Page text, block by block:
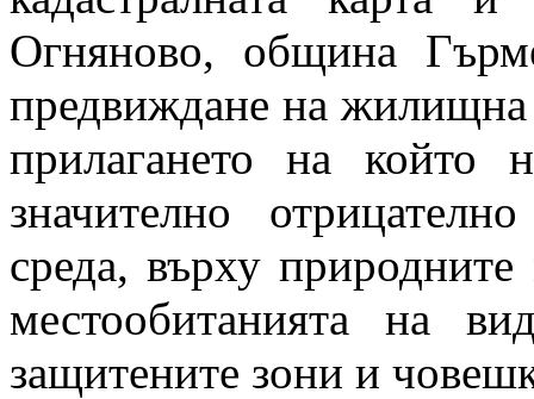
Огняново, община
предвиждане на
прилагането на който
значително
среда, върху
местообитанията на
защитените зони и